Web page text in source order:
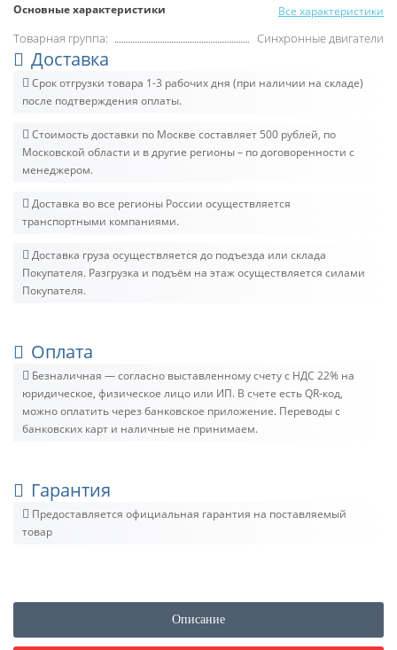
Основные характеристики Все характеристики
Товарная группа: Синхронные двигатели
Доставка
Срок отгрузки товара 1-3 рабочих дня (при наличии на складе)
после подтверждения оплаты.
Стоимость доставки по Москве составляет 500 рублей, по
Московской области и в другие регионы – по договоренности с
менеджером.
Доставка во все регионы России осуществляется
транспортными компаниями.
Доставка груза осуществляется до подъезда или склада
Покупателя. Разгрузка и подъём на этаж осуществляется силами
Покупателя.
Оплата
Безналичная — согласно выставленному счету c НДС 22% на
юридическое, физическое лицо или ИП. В счете есть QR-код,
можно оплатить через банковское приложение. Переводы с
банковских карт и наличные не принимаем.
Гарантия
Предоставляется официальная гарантия на поставляемый
товар
Описание